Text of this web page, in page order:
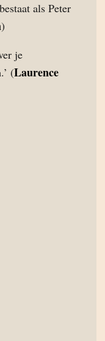
als Peter
)
je
(Laurence